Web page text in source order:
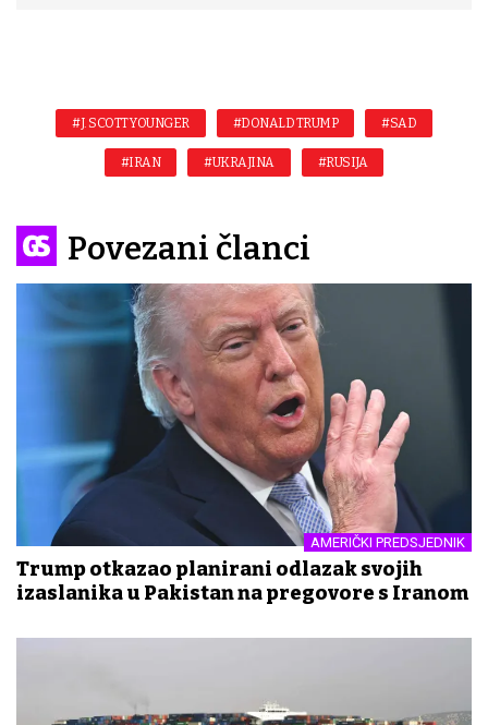
#J. SCOTT YOUNGER #DONALD TRUMP #SAD
#IRAN #UKRAJINA #RUSIJA
Povezani članci
AMERIČKI PREDSJEDNIK
Trump otkazao planirani odlazak svojih
izaslanika u Pakistan na pregovore s Iranom